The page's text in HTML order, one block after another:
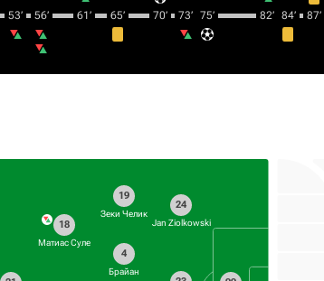
53‎’‎ 56‎’‎ 61‎’‎ 65‎’‎ 70‎’‎ 73‎’‎ 75‎’‎ 82‎’‎ 84‎’‎ 87‎’‎
24
Jan Ziolkowski
19
Зеки Челик
4
Брайан
18
Матиас Суле